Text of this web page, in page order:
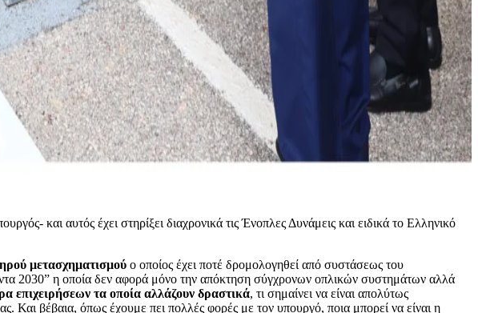
και αυτός έχει στηρίξει διαχρονικά τις Ένοπλες Δυνάμεις και ειδικά το Ελληνικό
μετασχηματισμού ο οποίος έχει ποτέ δρομολογηθεί από συστάσεως του
2030” η οποία δεν αφορά μόνο την απόκτηση σύγχρονων οπλικών συστημάτων αλλά
επιχειρήσεων τα οποία αλλάζουν δραστικά, τι σημαίνει να είναι απολύτως
Και βέβαια, όπως έχουμε πει πολλές φορές με τον υπουργό, ποια μπορεί να είναι η